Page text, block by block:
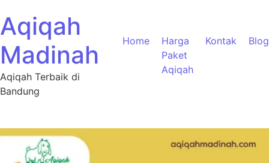
Aqiqah
Madinah
Aqiqah Terbaik di
Bandung
Home
Harga
Paket
Aqiqah
Kontak Blog